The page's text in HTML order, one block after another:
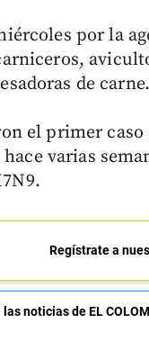
por la
de carne.
el primer caso
varias
Regístrate a
las noticias de EL